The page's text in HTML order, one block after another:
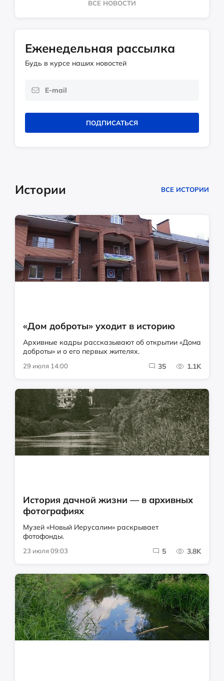
ВСЕ НОВОСТИ
Еженедельная рассылка
Будь в курсе наших новостей
ПОДПИСАТЬСЯ
Истории ВСЕ ИСТОРИИ
«Дом доброты» уходит в историю
Архивные кадры рассказывают об открытии «Дома
доброты» и о его первых жителях.
29 июля 14:00 35 1.1K
История дачной жизни — в архивных
фотографиях
Музей «Новый Иерусалим» раскрывает
фотофонды.
23 июля 09:03 5 3.8K